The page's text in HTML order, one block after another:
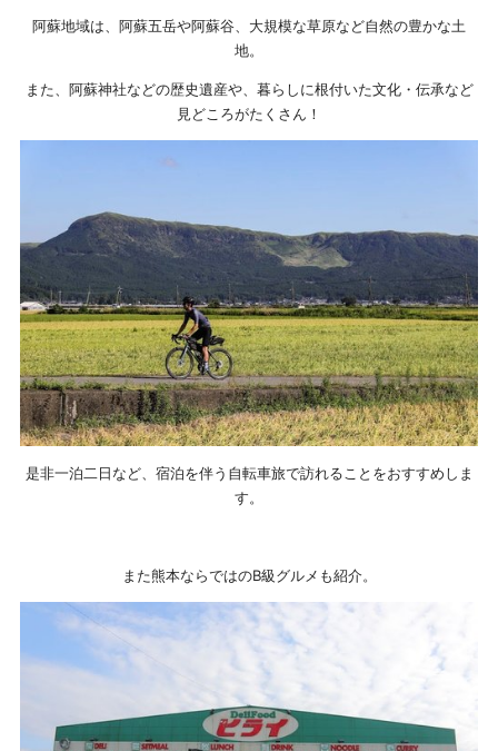
阿蘇地域は、阿蘇五岳や阿蘇谷、大規模な草原など自然の豊かな土
地。
また、阿蘇神社などの歴史遺産や、暮らしに根付いた文化・伝承など
見どころがたくさん！
是非一泊二日など、宿泊を伴う自転車旅で訪れることをおすすめしま
す。
また熊本ならではのB級グルメも紹介。